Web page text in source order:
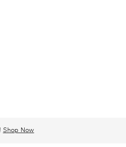
Shop Now